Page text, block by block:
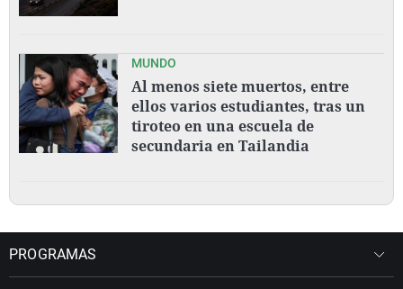
MUNDO
Al menos siete muertos, entre
ellos varios estudiantes, tras un
tiroteo en una escuela de
secundaria en Tailandia
PROGRAMAS